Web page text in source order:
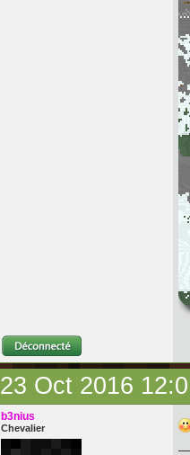
23 Oct 2016
b3nius
Chevalier